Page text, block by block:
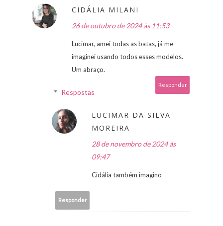
CIDÁLIA MILANI
26 de outubro de 2024 às 11:53
Lucimar, amei todas as batas, já me
imaginei usando todos esses modelos.
Um abraço.
Responder
Respostas
LUCIMAR DA SILVA
MOREIRA
28 de novembro de 2024 às
09:47
Cidália também imagino
Responder